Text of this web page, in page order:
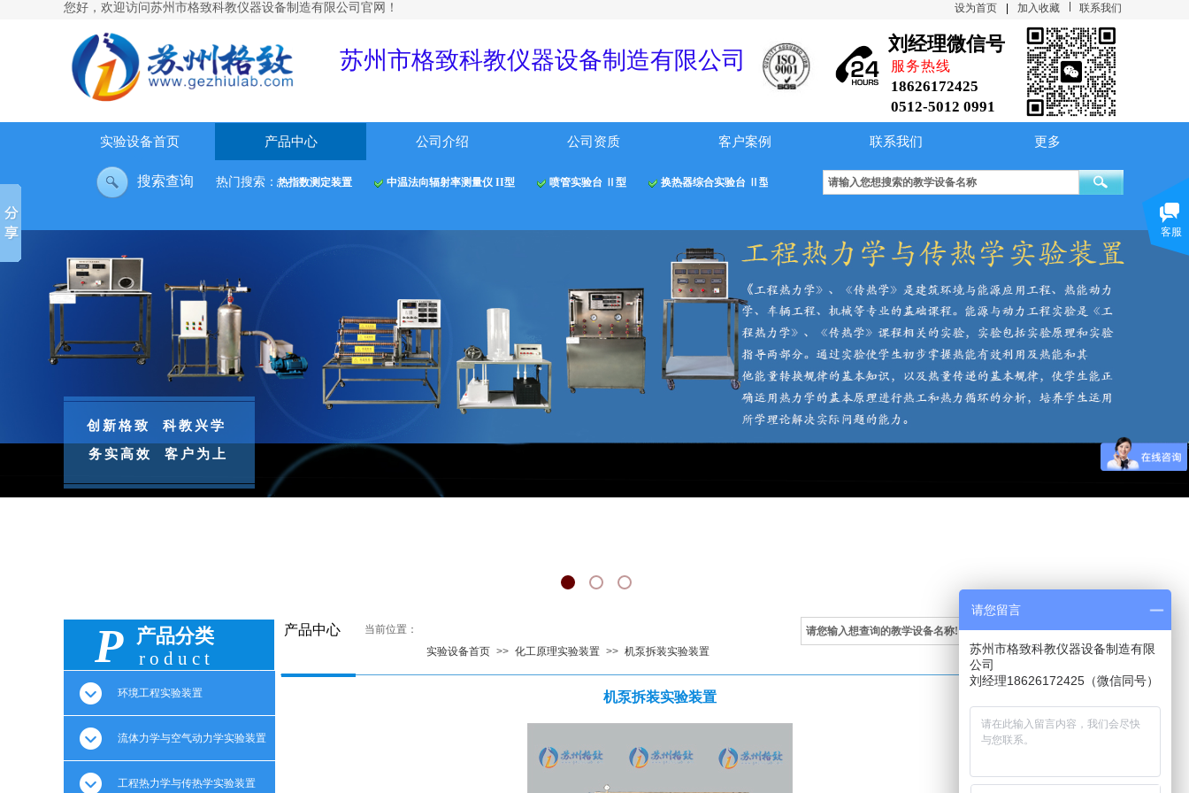
联系我们
您好，欢迎访问苏州市格致科教仪器设备制造有限公司官网！ 设为首页 加入收藏
服务热线
18626172425
0512-5012 0991
苏州市格致科教仪器设备制 造有限公司
刘经理微信号
实验设备首页 产品中心 公司介绍 公司资质 客户案例 联系我们 更多
大容器内水沸腾放热试验台 空气绝热指数测定装置 中温法向辐射率测量仪 II型 喷管实验台 Ⅱ型 换热器综合实验台 Ⅱ型 制冷压缩机性能实验台 Ⅱ型 综合传热性能实验台 大容器内水沸腾放
热门搜索：
搜索查询
创新格致 科教兴学
务实高效 客户为上
产品中心 当前位置 ：
roduct
产品分类
P
环境工程实验装置
流体力学与空气动力学实验装置
工程热力学与传热学实验装置
实验设备首页 >> 化工原理实验装置 >> 机泵拆装实验装置
机泵拆装实验装置
客服
请您留言
苏州市格致科教仪器设备制造有限
公司
刘经理18626172425（微信同号）